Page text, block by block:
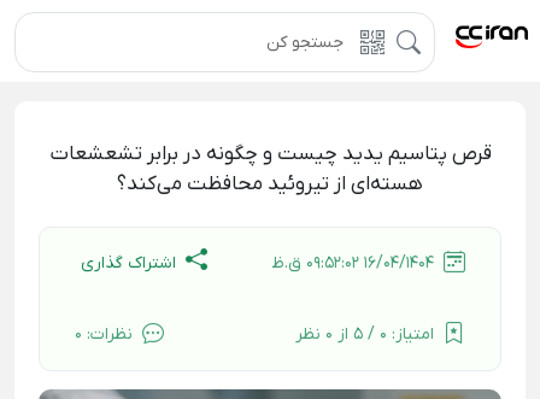
قرص پتاسیم یدید چیست و چگونه در برابر تشعشعات
هسته‌ای از تیروئید محافظت می‌کند؟
16/04/1404 09:52:02 ق.ظ اشتراک گذاری
امتیاز: 0 / 5 از 0 نظر نظرات: 0